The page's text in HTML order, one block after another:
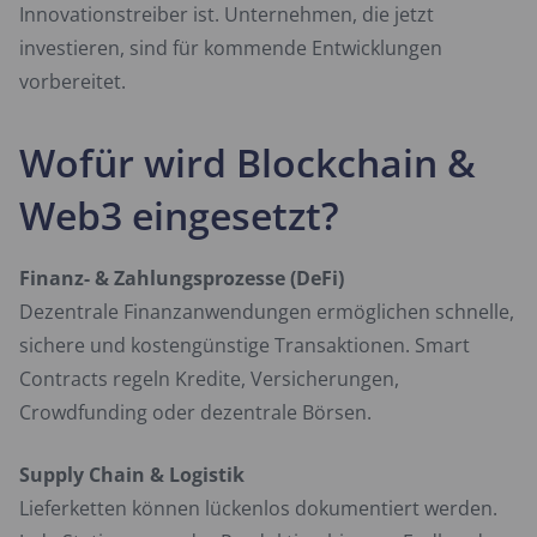
Innovationstreiber ist. Unternehmen, die jetzt
investieren, sind für kommende Entwicklungen
vorbereitet.
Wofür wird Blockchain &
Web3 eingesetzt?
Finanz- & Zahlungsprozesse (DeFi)
Dezentrale Finanzanwendungen ermöglichen schnelle,
sichere und kostengünstige Transaktionen. Smart
Contracts regeln Kredite, Versicherungen,
Crowdfunding oder dezentrale Börsen.
Supply Chain & Logistik
Lieferketten können lückenlos dokumentiert werden.